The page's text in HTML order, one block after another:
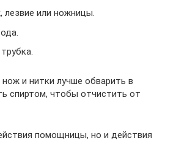
или ножницы.
и нитки лучше обварить в
спиртом, чтобы отчистить от
помощницы, но и действия